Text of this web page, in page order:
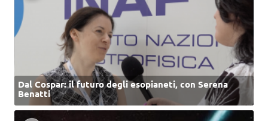
Dal Cospar: il futuro degli esopianeti, con Serena
Benatti